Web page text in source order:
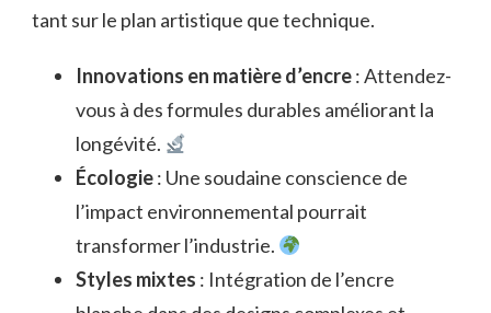
tant sur le plan artistique que technique.
Innovations en matière d’encre: Attendez-
vous à des formules durables améliorant la
longévité.
Écologie: Une soudaine conscience de
l’impact environnemental pourrait
transformer l’industrie.
Styles mixtes : Intégration de l’encre